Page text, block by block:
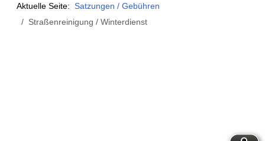
Aktuelle Seite: Satzungen / Gebühren
Straßenreinigung / Winterdienst